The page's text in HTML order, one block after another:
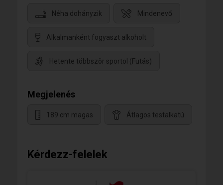
Néha dohányzik Mindenevő
Alkalmanként fogyaszt alkoholt
Hetente többször sportol (Futás)
Megjelenés
189 cm magas Átlagos testalkatú
Kérdezz-felelek